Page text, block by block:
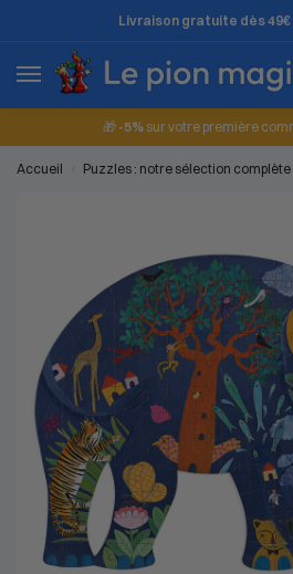
Livraison gratuite dès 49€
🎁 -5% sur votre première
Accueil Puzzles : notre sélection complète